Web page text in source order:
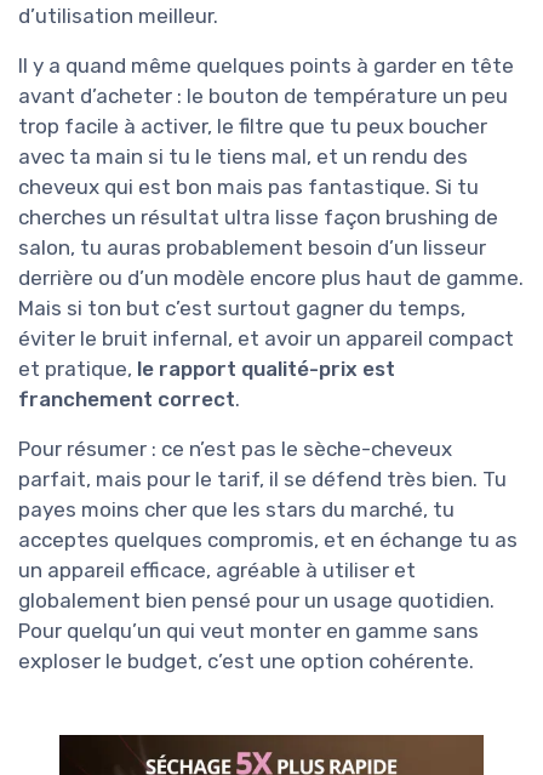
d’utilisation meilleur.
Il y a quand même quelques points à garder en tête
avant d’acheter : le bouton de température un peu
trop facile à activer, le filtre que tu peux boucher
avec ta main si tu le tiens mal, et un rendu des
cheveux qui est bon mais pas fantastique. Si tu
cherches un résultat ultra lisse façon brushing de
salon, tu auras probablement besoin d’un lisseur
derrière ou d’un modèle encore plus haut de gamme.
Mais si ton but c’est surtout gagner du temps,
éviter le bruit infernal, et avoir un appareil compact
et pratique, le rapport qualité-prix est
franchement correct.
Pour résumer : ce n’est pas le sèche-cheveux
parfait, mais pour le tarif, il se défend très bien. Tu
payes moins cher que les stars du marché, tu
acceptes quelques compromis, et en échange tu as
un appareil efficace, agréable à utiliser et
globalement bien pensé pour un usage quotidien.
Pour quelqu’un qui veut monter en gamme sans
exploser le budget, c’est une option cohérente.